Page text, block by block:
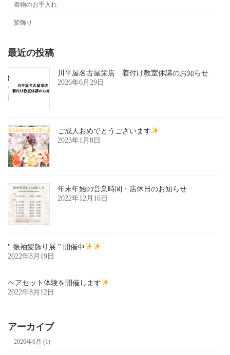
着物のお手入れ
髪飾り
最近の投稿
川平屋名古屋栄店 着付け教室休講のお知らせ
2026年6月29日
ご成人おめでとうございます
2023年1月8日
年末年始の営業時間・店休日のお知らせ
2022年12月16日
" 振袖髪飾り展 " 開催中
2022年8月19日
ヘアセット体験を開催します
2022年8月12日
アーカイブ
2026年6月 (1)